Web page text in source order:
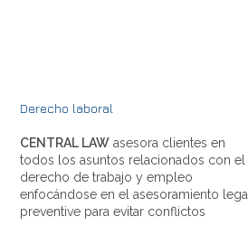
Derecho laboral
CENTRAL LAW asesora clientes en
todos los asuntos relacionados con el
derecho de trabajo y empleo
enfocándose en el asesoramiento legal
preventive para evitar conflictos